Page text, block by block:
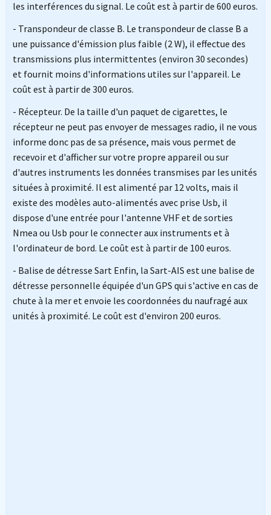
les interférences du signal. Le coût est à partir de 600 euros.
- Transpondeur de classe B. Le transpondeur de classe B a
une puissance d'émission plus faible (2 W), il effectue des
transmissions plus intermittentes (environ 30 secondes)
et fournit moins d'informations utiles sur l'appareil. Le
coût est à partir de 300 euros.
- Récepteur. De la taille d'un paquet de cigarettes, le
récepteur ne peut pas envoyer de messages radio, il ne vous
informe donc pas de sa présence, mais vous permet de
recevoir et d'afficher sur votre propre appareil ou sur
d'autres instruments les données transmises par les unités
situées à proximité. Il est alimenté par 12 volts, mais il
existe des modèles auto-alimentés avec prise Usb, il
dispose d'une entrée pour l'antenne VHF et de sorties
Nmea ou Usb pour le connecter aux instruments et à
l'ordinateur de bord. Le coût est à partir de 100 euros.
- Balise de détresse Sart Enfin, la Sart-AIS est une balise de
détresse personnelle équipée d'un GPS qui s'active en cas de
chute à la mer et envoie les coordonnées du naufragé aux
unités à proximité. Le coût est d'environ 200 euros.